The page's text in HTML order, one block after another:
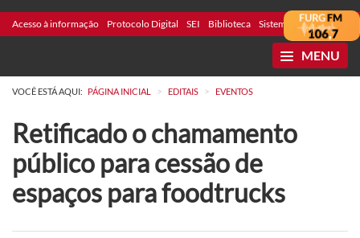
Acesso à informação Protocolo Digital SEI Biblioteca Sistemas Webmail
MENU
VOCÊ ESTÁ AQUI: PÁGINA INICIAL > EDITAIS > EVENTOS
Retificado o chamamento
público para cessão de
espaços para foodtrucks